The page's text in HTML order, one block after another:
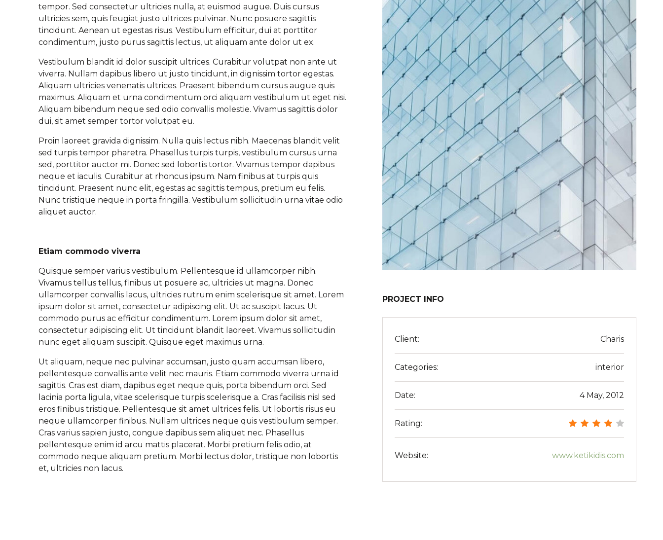
tempor. Sed consectetur ultricies nulla, at euismod augue. Duis cursus
ultricies sem, quis feugiat justo ultrices pulvinar. Nunc posuere sagittis
tincidunt. Aenean ut egestas risus. Vestibulum efficitur, dui at porttitor
condimentum, justo purus sagittis lectus, ut aliquam ante dolor ut ex.
Vestibulum blandit id dolor suscipit ultrices. Curabitur volutpat non ante ut
viverra. Nullam dapibus libero ut justo tincidunt, in dignissim tortor egestas.
Aliquam ultricies venenatis ultrices. Praesent bibendum cursus augue quis
maximus. Aliquam et urna condimentum orci aliquam vestibulum ut eget nisi.
Aliquam bibendum neque sed odio convallis molestie. Vivamus sagittis dolor
dui, sit amet semper tortor volutpat eu.
Proin laoreet gravida dignissim. Nulla quis lectus nibh. Maecenas blandit velit
sed turpis tempor pharetra. Phasellus turpis turpis, vestibulum cursus urna
sed, porttitor auctor mi. Donec sed lobortis tortor. Vivamus tempor dapibus
neque et iaculis. Curabitur at rhoncus ipsum. Nam finibus at turpis quis
tincidunt. Praesent nunc elit, egestas ac sagittis tempus, pretium eu felis.
Nunc tristique neque in porta fringilla. Vestibulum sollicitudin urna vitae odio
aliquet auctor.
Etiam commodo viverra
Quisque semper varius vestibulum. Pellentesque id ullamcorper nibh.
Vivamus tellus tellus, finibus ut posuere ac, ultricies ut magna. Donec
ullamcorper convallis lacus, ultricies rutrum enim scelerisque sit amet. Lorem
ipsum dolor sit amet, consectetur adipiscing elit. Ut ac suscipit lacus. Ut
commodo purus ac efficitur condimentum. Lorem ipsum dolor sit amet,
consectetur adipiscing elit. Ut tincidunt blandit laoreet. Vivamus sollicitudin
nunc eget aliquam suscipit. Quisque eget maximus urna.
Ut aliquam, neque nec pulvinar accumsan, justo quam accumsan libero,
pellentesque convallis ante velit nec mauris. Etiam commodo viverra urna id
sagittis. Cras est diam, dapibus eget neque quis, porta bibendum orci. Sed
lacinia porta ligula, vitae scelerisque turpis scelerisque a. Cras facilisis nisl sed
eros finibus tristique. Pellentesque sit amet ultrices felis. Ut lobortis risus eu
neque ullamcorper finibus. Nullam ultrices neque quis vestibulum semper.
Cras varius sapien justo, congue dapibus sem aliquet nec. Phasellus
pellentesque enim id arcu mattis placerat. Morbi pretium felis odio, at
commodo neque aliquam pretium. Morbi lectus dolor, tristique non lobortis
et, ultricies non lacus.
PROJECT INFO
Client: Charis
Categories: interior
Date: 4 May, 2012
Rating:
Website: www.ketikidis.com